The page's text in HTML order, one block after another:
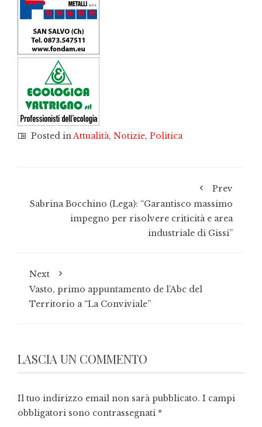
Posted inAttualità, Notizie, Politica
Prev
Sabrina Bocchino (Lega): “Garantisco massimo
impegno per risolvere criticità e area
industriale di Gissi”
Next
Vasto, primo appuntamento de l’Abc del
Territorio a “La Conviviale”
LASCIA UN COMMENTO
Il tuo indirizzo email non sarà pubblicato. I campi
obbligatori sono contrassegnati *